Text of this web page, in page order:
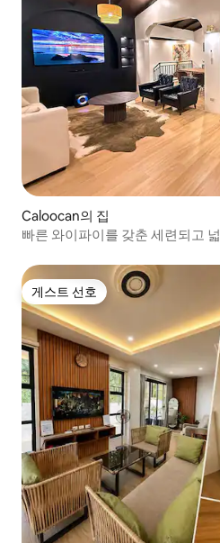
Caloocan의 집
빠른 와이파이를 갖춘 세련되고
게스트 선호
게스트 선호